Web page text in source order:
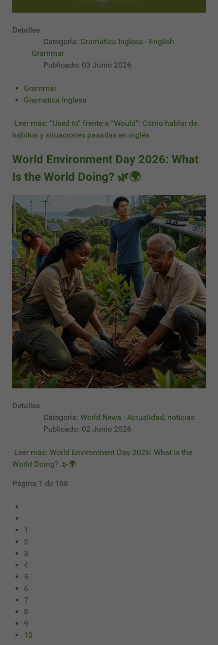
Detalles
Categoría: Gramática Inglesa - English
Grammar
Publicado: 03 Junio 2026
Grammar
Gramatica Inglesa
Leer más: “Used to” frente a “Would”: Cómo hablar de
hábitos y situaciones pasadas en inglés
World Environment Day 2026: What
Is the World Doing? 🌿🌍
Detalles
Categoría: World News - Actualidad, noticias
Publicado: 02 Junio 2026
Leer más: World Environment Day 2026: What Is the
World Doing? 🌿🌍
Página 1 de 158
1
2
3
4
5
6
7
8
9
10